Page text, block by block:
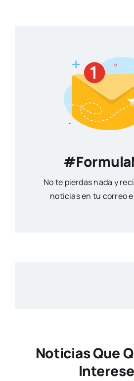
No te pierdas nada y
noticias en tu correo
Noticias Que